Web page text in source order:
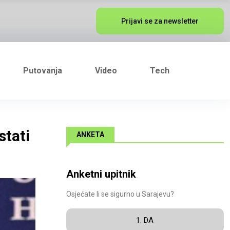
Prijavi se za newsletter
Putovanja Video Tech
ANKETA
Anketni upitnik
Osjećate li se sigurno u Sarajevu?
1. DA